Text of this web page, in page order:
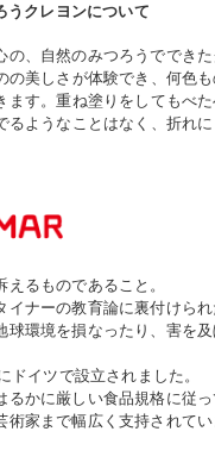
う クレヨンについて
、自然のみつろうでできた
の美しさが体験でき、何色
ます。重ね塗りをしてもべ
るようなことはなく、折れに
るものであること。
ナーの教育論に裏付けられ
球環境を損なったり、害を
ドイツで設立されました。
るかに厳しい食品規格に従
家まで幅広く支持されてい